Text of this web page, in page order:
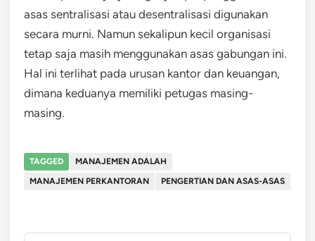
asas sentralisasi atau desentralisasi digunakan
secara murni. Namun sekalipun kecil organisasi
tetap saja masih menggunakan asas gabungan ini.
Hal ini terlihat pada urusan kantor dan keuangan,
dimana keduanya memiliki petugas masing-
masing.
TAGGED
MANAJEMEN ADALAH
MANAJEMEN PERKANTORAN
PENGERTIAN DAN ASAS-ASAS